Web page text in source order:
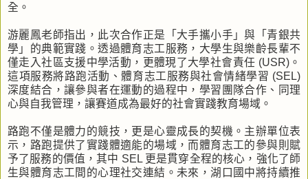
全。
游麗鳳老師指出，此次合作正是「大手攜小手」與「青銀共
學」的典範實踐。透過體育志工服務，大學生與樂齡長輩不
僅走入社區支援中學活動，更體現了大學社會責任 (USR)。
這項服務將路跑活動、體育志工服務與社會情緒學習 (SEL)
深度結合，讓參與者在運動的過程中，學習團隊合作、同理
心與自我管理，讓賽道成為最好的社會實踐教育場域。
路跑不僅是體力的競技，更是心靈成長的契機。主辦單位表
示，路跑提供了實踐體適能的場域，而體育志工的參與則賦
予了服務的價值，其中 SEL 更是貫穿全程的核心，強化了師
生與體育志工間的心理社交連結。未來，湖口國中將持續推